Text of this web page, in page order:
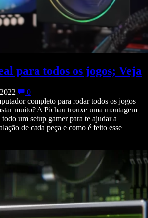
para todos os jogos; Veja
0
completo para rodar todos os jogos
muito? A Pichau trouxe uma montagem
um setup gamer para te ajudar a
de cada peça e como é feito esse